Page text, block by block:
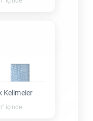
Kelimeler
içinde